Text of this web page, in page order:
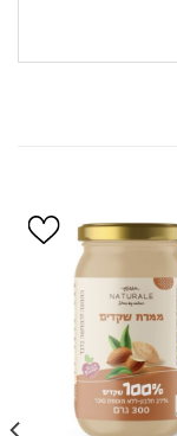
הוסף ל
WISHLIST